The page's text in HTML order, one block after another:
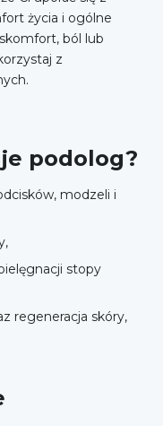
życia i ogólne
ból lub
z
podolog?
modzeli i
stopy
regeneracja skóry,